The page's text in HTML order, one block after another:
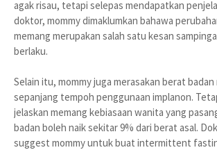
agak risau, tetapi selepas mendapatkan
doktor, mommy dimaklumkan bahawa
memang merupakan salah satu kesan
berlaku.
Selain itu, mommy juga merasakan berat
sepanjang tempoh penggunaan implanon.
jelaskan memang kebiasaan wanita yang
badan boleh naik sekitar 9% dari berat asal.
suggest mommy untuk buat intermittent